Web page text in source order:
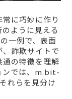
に巧妙に作り
ように見える
一例で、表面
詐欺サイトで
の特徴を理解
ンでは、m.bit-
れらを見分け